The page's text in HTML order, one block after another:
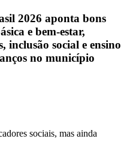
2026 aponta bons
e bem-estar,
inclusão social e ensino
no município